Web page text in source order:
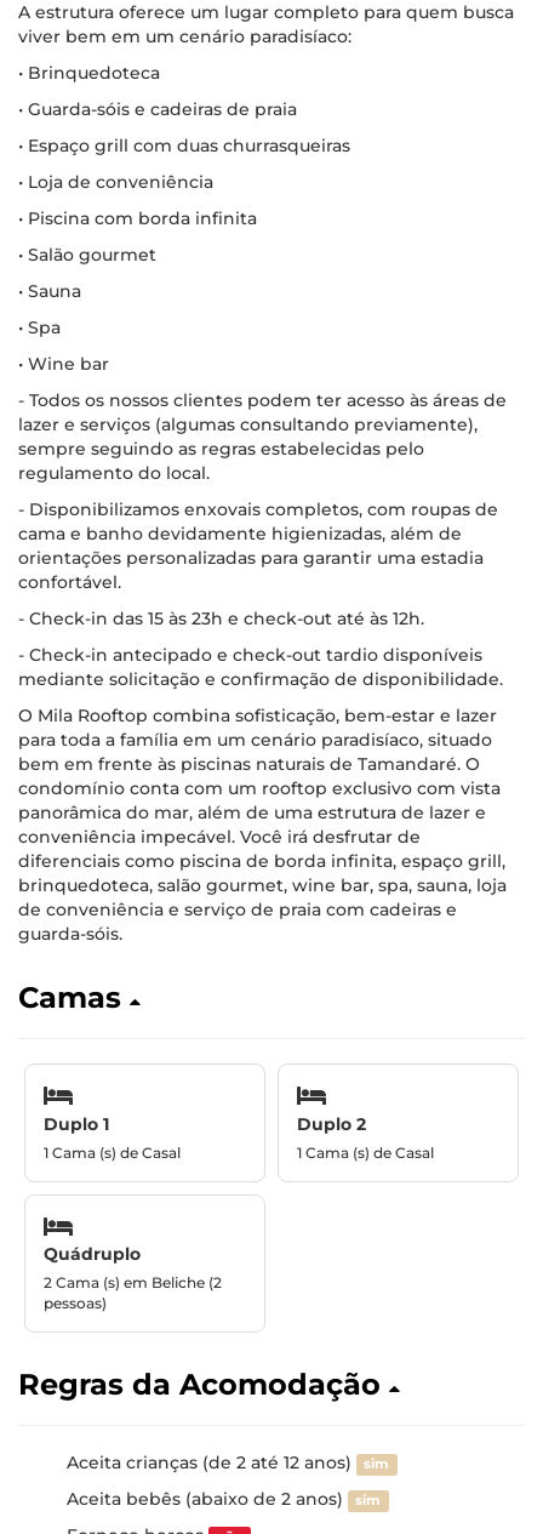
A estrutura oferece um lugar completo para quem busca
viver bem em um cenário paradisíaco:
• Brinquedoteca
• Guarda-sóis e cadeiras de praia
• Espaço grill com duas churrasqueiras
• Loja de conveniência
• Piscina com borda infinita
• Salão gourmet
• Sauna
• Spa
• Wine bar
- Todos os nossos clientes podem ter acesso às áreas de
lazer e serviços (algumas consultando previamente),
sempre seguindo as regras estabelecidas pelo
regulamento do local.
- Disponibilizamos enxovais completos, com roupas de
cama e banho devidamente higienizadas, além de
orientações personalizadas para garantir uma estadia
confortável.
- Check-in das 15 às 23h e check-out até às 12h.
- Check-in antecipado e check-out tardio disponíveis
mediante solicitação e confirmação de disponibilidade.
O Mila Rooftop combina sofisticação, bem-estar e lazer
para toda a família em um cenário paradisíaco, situado
bem em frente às piscinas naturais de Tamandaré. O
condomínio conta com um rooftop exclusivo com vista
panorâmica do mar, além de uma estrutura de lazer e
conveniência impecável. Você irá desfrutar de
diferenciais como piscina de borda infinita, espaço grill,
brinquedoteca, salão gourmet, wine bar, spa, sauna, loja
de conveniência e serviço de praia com cadeiras e
guarda-sóis.
Camas
Duplo 1
1 Cama (s) de Casal
Duplo 2
1 Cama (s) de Casal
Quádruplo
2 Cama (s) em Beliche (2
pessoas)
Regras da Acomodação
Aceita crianças (de 2 até 12 anos) sim
Aceita bebês (abaixo de 2 anos) sim